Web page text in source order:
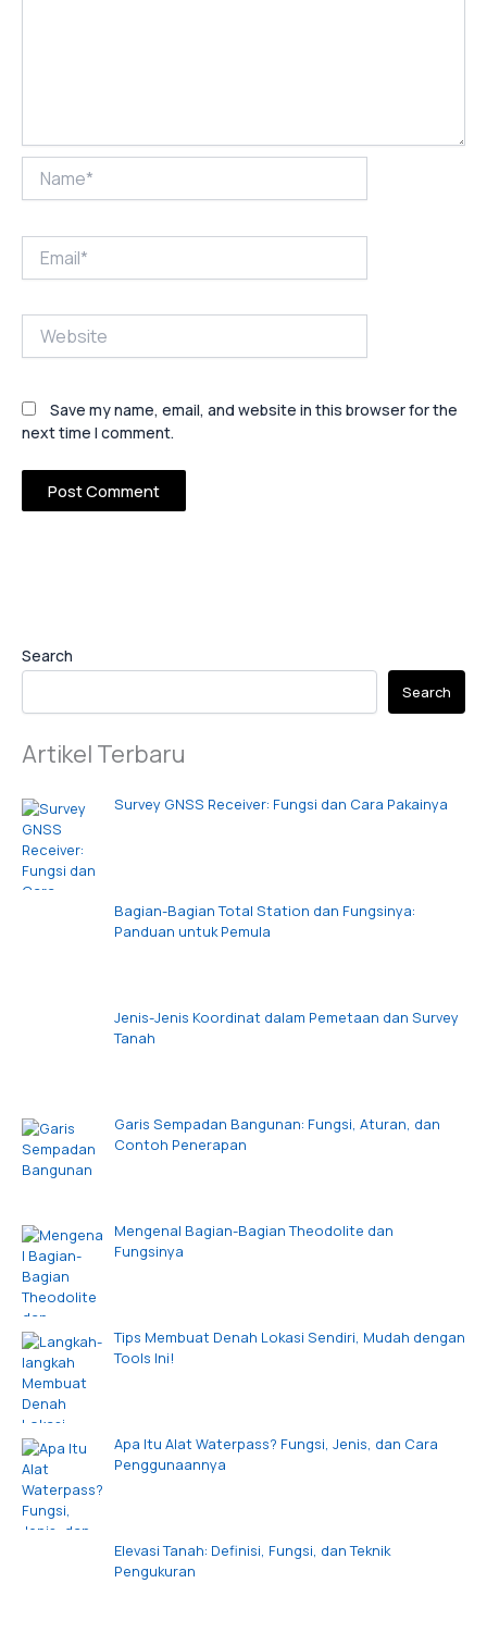
Search
Search
Artikel Terbaru
Survey GNSS Receiver: Fungsi dan Cara Pakainya
Bagian-Bagian Total Station dan Fungsinya:
Panduan untuk Pemula
Jenis-Jenis Koordinat dalam Pemetaan dan Survey
Tanah
Garis Sempadan Bangunan: Fungsi, Aturan, dan
Contoh Penerapan
Mengenal Bagian-Bagian Theodolite dan
Fungsinya
Tips Membuat Denah Lokasi Sendiri, Mudah dengan
Tools Ini!
Apa Itu Alat Waterpass? Fungsi, Jenis, dan Cara
Penggunaannya
Elevasi Tanah: Definisi, Fungsi, dan Teknik
Pengukuran
Save my name, email, and website in this browser for the
next time I comment.